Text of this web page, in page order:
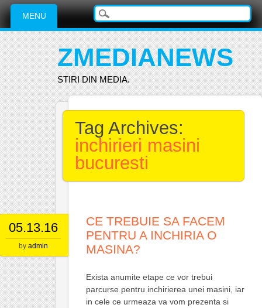
Main menu
Skip
content
MENU
ZMEDIANEWS
STIRI DIN MEDIA.
Tag Archives:
inchirieri masini
bucuresti
05.13.16
by admin
CE TREBUIE SA FACEM
PENTRU A INCHIRIA O
MASINA?
Exista anumite etape ce vor trebui
parcurse pentru inchirierea unei masini, iar
in cele ce urmeaza va vom prezenta si